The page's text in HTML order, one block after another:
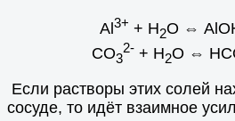
Al3+ + H2O ⇔
CO3
2-+ H2O ⇔
Если растворы этих солей
сосуде, то идёт взаимное